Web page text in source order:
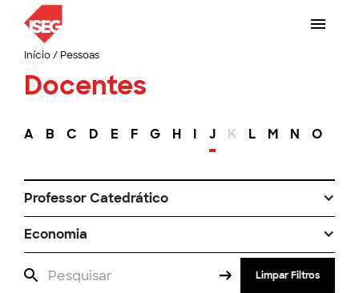
Início/ Pessoas
Docentes
A B C D E F G H I J K L M N O
Professor Catedrático
Economia
Limpar Filtros